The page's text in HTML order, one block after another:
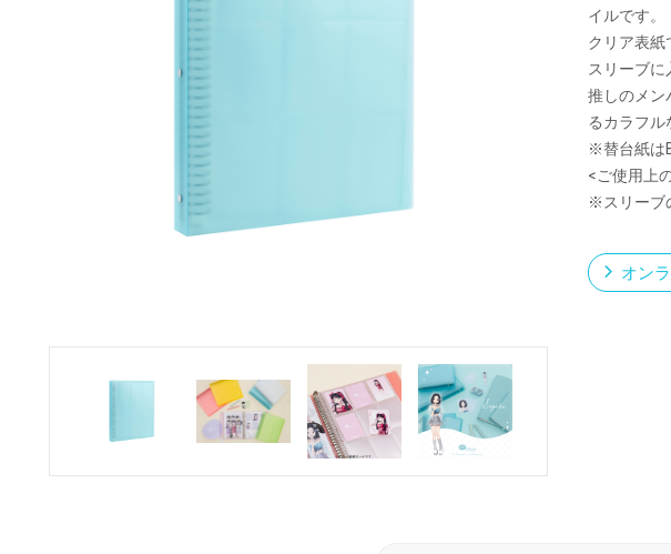
イルです。
クリア表紙
スリーブ
推しのメン
るカラフ
※替台紙は
<ご使用上
※スリーブ
オン